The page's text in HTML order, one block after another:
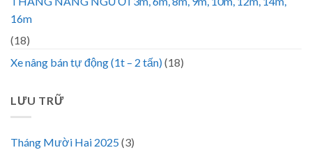
16m
(18)
Xe nâng bán tự động (1t – 2 tấn)(18)
LƯU TRỮ
Tháng Mười Hai 2025(3)